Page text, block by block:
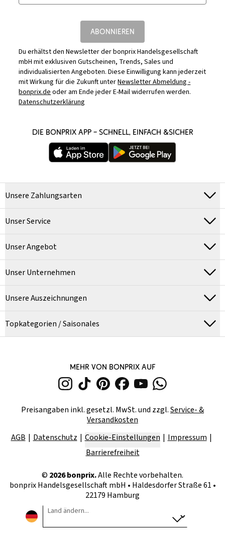
ABONNIEREN
Du erhältst den Newsletter der bonprix Handelsgesellschaft
mbH mit exklusiven Gutscheinen, Trends, Sales und
individualisierten Angeboten. Diese Einwilligung kann jederzeit
mit Wirkung für die Zukunft unterNewsletter Abmeldung -
bonprix.deoder am Ende jeder E-Mail widerrufen werden.
Datenschutzerklärung
DIE BONPRIX APP – SCHNELL, EINFACH &SICHER
Unsere Zahlungsarten
Unser Service
Unser Angebot
Unser Unternehmen
Unsere Auszeichnungen
Topkategorien / Saisonales
MEHR VON BONPRIX AUF
Preisangaben inkl. gesetzl. MwSt. und zzgl.Service- &
Versandkosten
AGB
Datenschutz Cookie-Einstellungen
Impressum
Barrierefreiheit
© 2026bonprix.Alle Rechte vorbehalten.
bonprix Handelsgesellschaft mbH • Haldesdorfer Straße 61 •
22179 Hamburg
Land ändern...